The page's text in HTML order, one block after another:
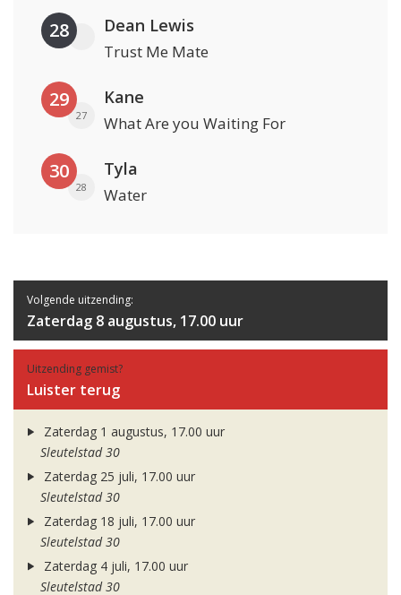
28 Dean Lewis
Trust Me Mate
29
27
Kane
What Are you Waiting For
30
28
Tyla
Water
Volgende uitzending:
Zaterdag 8 augustus, 17.00 uur
Uitzending gemist?
Luister terug
Zaterdag 1 augustus, 17.00 uur
Sleutelstad 30
Zaterdag 25 juli, 17.00 uur
Sleutelstad 30
Zaterdag 18 juli, 17.00 uur
Sleutelstad 30
Zaterdag 4 juli, 17.00 uur
Sleutelstad 30